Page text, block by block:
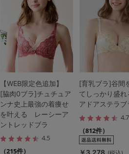
【WEB限定色追加】
[脇肉0ブラ]チュチュア
ンナ史上最強の着痩せ
を叶える レーシーア
ントレッドブラ
4.5
（215件）
[育乳ブラ]谷間
てしっかり盛
アドアステラブ
4.7
（812件）